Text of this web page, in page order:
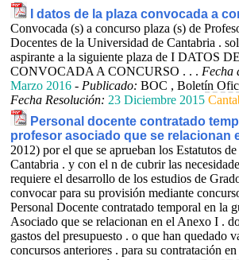
I datos de la plaza convocada a
Convocada (s) a concurso plaza (s) de
Docentes de la Universidad de Cantabria .
aspirante a la siguiente plaza de I DATOS
CONVOCADA A CONCURSO . . . Fecha
Marzo 2016 - Publicado: BOC , Boletín
Fecha Resolución: 23 Diciembre 2015
Personal docente contratado
profesor asociado que se relacionan
2012) por el que se aprueban los Estatutos
Cantabria . y con el n de cubrir las
requiere el desarrollo de los estudios de
convocar para su provisión mediante
Personal Docente contratado temporal en la
Asociado que se relacionan en el Anexo I .
gastos del presupuesto . o que han quedado
concursos anteriores . para su contratación